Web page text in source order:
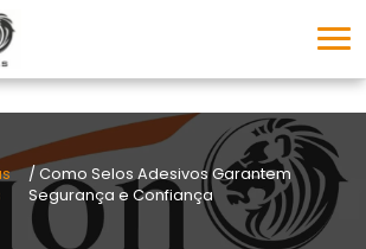
/ Como Selos Adesivos Garantem
Segurança e Confiança